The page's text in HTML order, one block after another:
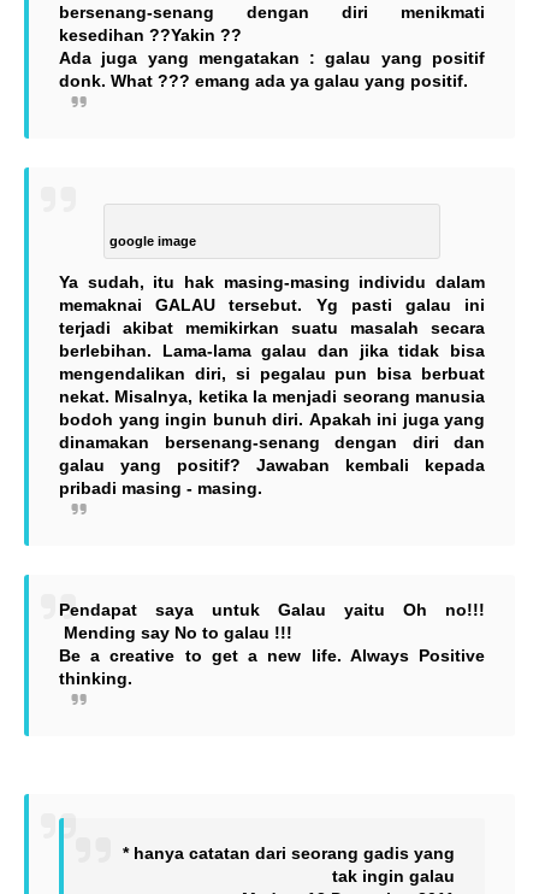
bersenang-senang dengan diri menikmati
kesedihan ??Yakin ??
Ada juga yang mengatakan : galau yang positif
donk. What ??? emang ada ya galau yang positif.
google image
Ya sudah, itu hak masing-masing individu dalam
memaknai GALAU tersebut. Yg pasti galau ini
terjadi akibat memikirkan suatu masalah secara
berlebihan. Lama-lama galau dan jika tidak bisa
mengendalikan diri, si pegalau pun bisa berbuat
nekat. Misalnya, ketikaIa menjadi seorang manusia
bodoh yang ingin bunuh diri. Apakah ini juga yang
dinamakan bersenang-senang dengan diri dan
galau yang positif? Jawaban kembali kepada
pribadi masing - masing.
Pendapat saya untuk Galau yaitu Oh no!!!
Mending say No to galau !!!
Be a creative to get a new life. Always Positive
thinking.
* hanya catatan dari seorang gadis yang
tak ingin galau